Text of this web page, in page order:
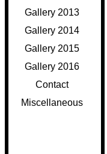
Gallery 2013
Gallery 2014
Gallery 2015
Gallery 2016
Contact
Miscellaneous